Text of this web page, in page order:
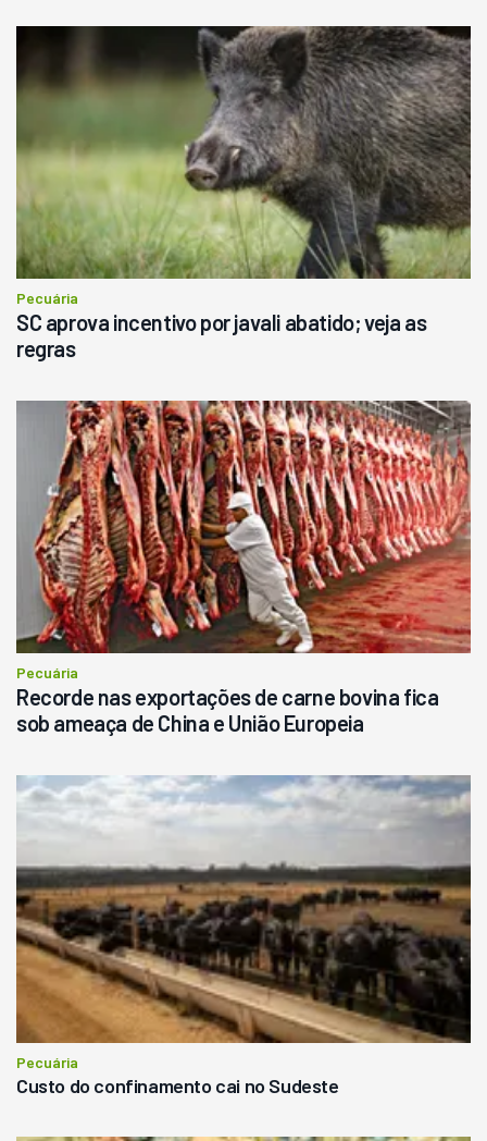
Pecuária
SC aprova incentivo por javali abatido; veja as
regras
Pecuária
Recorde nas exportações de carne bovina fica
sob ameaça de China e União Europeia
Pecuária
Custo do confinamento cai no Sudeste